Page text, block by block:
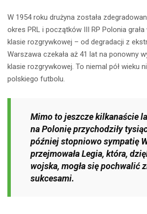
W 1954 roku drużyna została
okres PRL i początków III RP Polonia
klasie rozgrywkowej – od degradacji z
Warszawa czekała aż 41 lat na ponowny
klasie rozgrywkowej. To niemal pół wieku
polskiego futbolu.
Mimo to jeszcze kilkanaście
na Polonię przychodziły
później stopniowo sympatię
przejmowała Legia, która,
wojska, mogła się pochwalić
sukcesami.